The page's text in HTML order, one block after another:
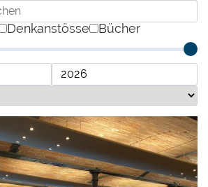
Denkanstösse
Bücher